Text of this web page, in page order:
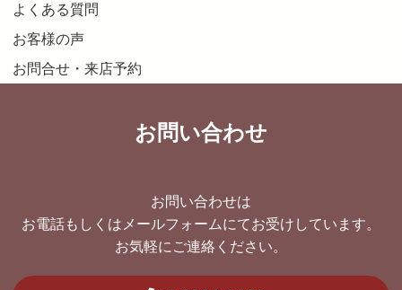
よくある質問
お客様の声
お問合せ・来店予約
お問い合わせ
お問い合わせは
お電話もしくはメールフォームにてお受けしています。
お気軽にご連絡ください。